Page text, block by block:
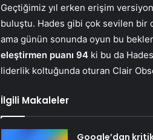
Geçtiğimiz yıl erken erişim
buluştu. Hades gibi çok sevilen bir
ama günün sonunda oyun bu
eleştirmen puanı 94 ki bu da
liderlik koltuğunda oturan Clair
İlgili Makaleler
Google’dan